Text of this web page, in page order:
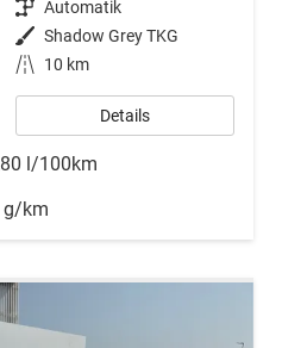
Getriebe Automatik
Außenfarbe Shadow Grey TKG
Kilometerstand 10 km
Details
l/100km
g/km